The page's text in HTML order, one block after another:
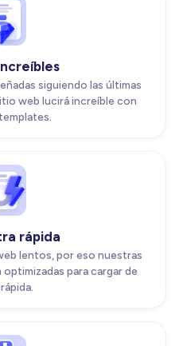
siguiendo las últimas
web lucirá increíble con
rápida
lentos, por eso nuestras
para cargar de